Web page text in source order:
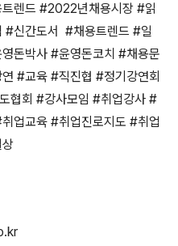
렌드 #2022년채용시장 #읽
#신간도서 #채용트렌드 #일
돈박사 #윤영돈코치 #채용문
#교육 #직진협 #정기강연회
협회 #강사모임 #취업강사 #
업교육 #취업진로지도 #취업